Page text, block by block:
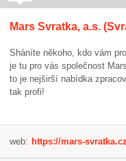
Mars Svratka, a.s.
Sháníte někoho, kdo vám
je tu pro vás společnost
to je nejširší nabídka
tak profi!
web: https://mars-svratka.cz